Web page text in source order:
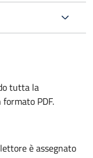
tutta la
PDF.
è assegnato